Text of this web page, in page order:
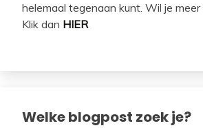
helemaal tegenaan kunt. Wil je
Klik dan HIER
Welke blogpost zoek je?